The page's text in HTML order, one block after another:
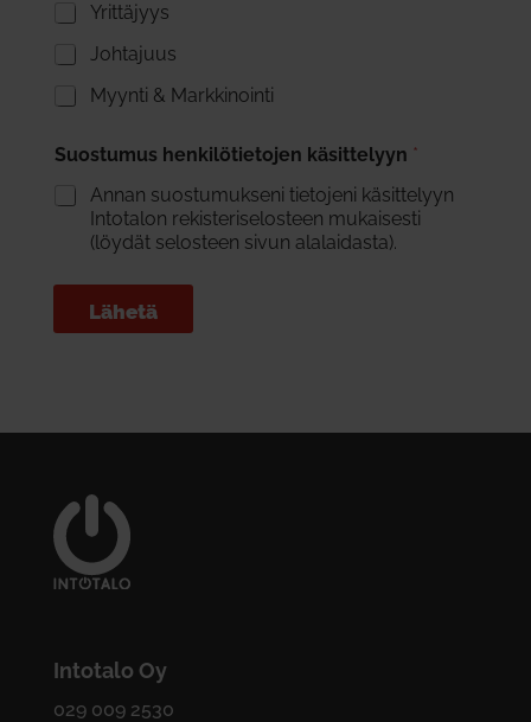
Yrittäjyys
Johtajuus
Myynti & Markkinointi
Suostumus henkilötietojen käsittelyyn *
Annan suostumukseni tietojeni käsittelyyn
Intotalon rekisteriselosteen mukaisesti
(löydät selosteen sivun alalaidasta).
Lähetä
Intotalo Oy
029 009 2530